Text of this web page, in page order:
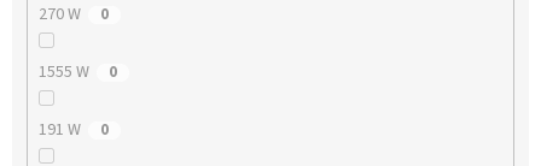
270 W 0
1555 W 0
191 W 0